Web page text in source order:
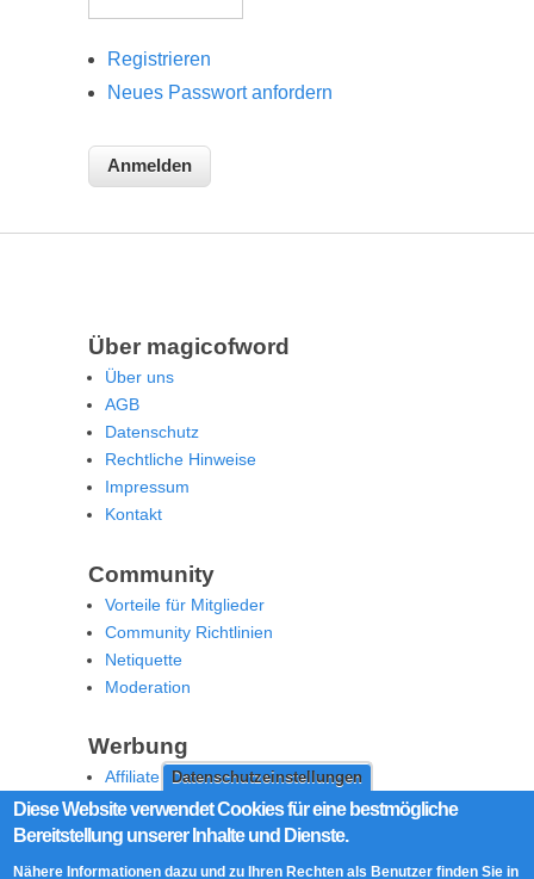
Datenschutzeinstellungen
Diese Website verwendet Cookies für eine bestmögliche
Bereitstellung unserer Inhalte und Dienste.
Nähere Informationen dazu und zu Ihren Rechten als Benutzer finden Sie in
Registrieren
Neues Passwort anfordern
Über magicofword
Über uns
AGB
Datenschutz
Rechtliche Hinweise
Impressum
Kontakt
Community
Vorteile für Mitglieder
Community Richtlinien
Netiquette
Moderation
Werbung
Affiliate Offenlegung
Werben Sie auf MoW
Social Media